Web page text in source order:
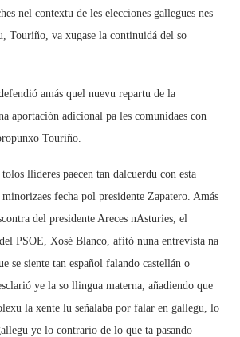
nel contextu de les elecciones gallegues nes
Touriño, va xugase la continuidá del so
amás quel nuevu repartu de la
aportación adicional pa les comunidaes con
Touriño.
llíderes paecen tan dalcuerdu con esta
fecha pol presidente Zapatero. Amás
del presidente Areces nAsturies, el
PSOE, Xosé Blanco, afitó nuna entrevista na
se siente tan español falando castellán o
ye la so llingua materna, añadiendo que
la xente lu señalaba por falar en gallegu, lo
ye lo contrario de lo que ta pasando